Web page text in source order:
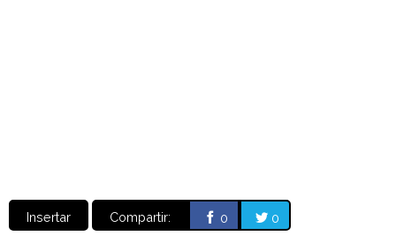
Insertar Compartir: 0 0